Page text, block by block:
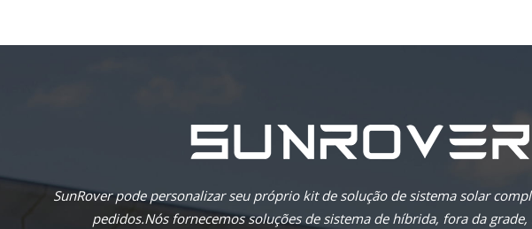
SunRover pode personalizar seu próprio kit de solução de sistema solar
pedidos.Nós fornecemos soluções de sistema de híbrida, fora da